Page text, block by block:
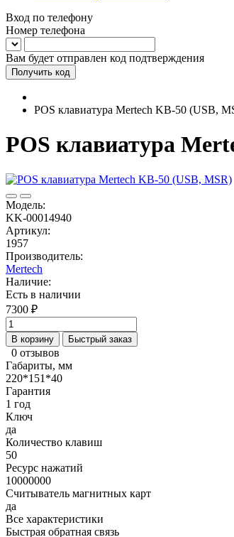
Вход по телефону
Номер телефона
Вам будет отправлен код подтверждения
Получить код
POS клавиатура Mertech KB-50 (USB,
POS клавиатура
Модель:
KK-00014940
Артикул:
1957
Производитель:
Mertech
Наличие:
Есть в наличии
7300 ₽
В корзину Быстрый заказ
0 отзывов
Габариты, мм
220*151*40
Гарантия
1 год
Ключ
да
Количество клавиш
50
Ресурс нажатий
10000000
Считыватель магнитных карт
да
Все характеристики
Быстрая обратная связь